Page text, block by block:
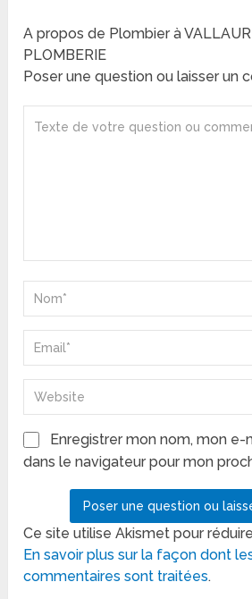
A propos de Plombier à
PLOMBERIE
Poser une question ou laisser un
Enregistrer mon nom, mon
dans le navigateur pour mon
Ce site utilise Akismet pour
En savoir plus sur la façon dont
commentaires sont traitées.